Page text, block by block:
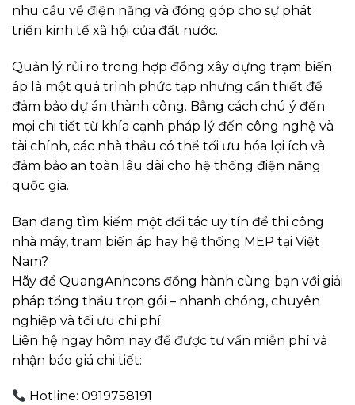
nhu cầu về điện năng và đóng góp cho sự phát
triển kinh tế xã hội của đất nước.
Quản lý rủi ro trong hợp đồng xây dựng trạm biến
áp là một quá trình phức tạp nhưng cần thiết để
đảm bảo dự án thành công. Bằng cách chú ý đến
mọi chi tiết từ khía cạnh pháp lý đến công nghệ và
tài chính, các nhà thầu có thể tối ưu hóa lợi ích và
đảm bảo an toàn lâu dài cho hệ thống điện năng
quốc gia.
Bạn đang tìm kiếm một đối tác uy tín để thi công
nhà máy, trạm biến áp hay hệ thống MEP tại Việt
Nam?
Hãy để QuangAnhcons đồng hành cùng bạn với giải
pháp tổng thầu trọn gói – nhanh chóng, chuyên
nghiệp và tối ưu chi phí.
Liên hệ ngay hôm nay để được tư vấn miễn phí và
nhận báo giá chi tiết:
Hotline: 0919758191